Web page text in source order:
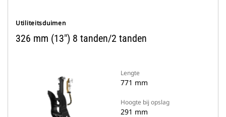
Utiliteitsduimen
326 mm (13") 8 tanden/2 tanden
Lengte
771 mm
Hoogte bij opslag
291 mm